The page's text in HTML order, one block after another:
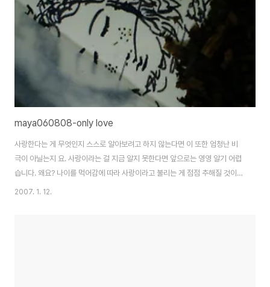
에 관한 생각은 문을 열고 나서 해야 한다. 이것이 진실이다. 문을 열려면 문..
maya060808-only love
사랑한다는 게 무엇인지 스스로 알아보려고 하지 않는다면 이 또한 엄청난 비
극이 아닐는지 요. 사랑이라는 걸 지금 알지 못한다면 앞으로는 영영 알기 어렵
습니다. 왜요? 나이를 먹어감에 따라 사랑이라고 불리는 게 점점 추해질 것이기
때문입니다. 나이를 먹으면, 사랑은 사고파는 장사 형식의 점유물이 되고 맙니
2007. 1. 12.